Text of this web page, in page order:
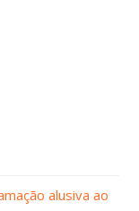
alusiva ao